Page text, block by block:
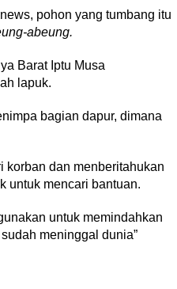
pohon yang tumbang itu
abeung.
Barat Iptu Musa
lapuk.
bagian dapur, dimana
korban dan menberitahukan
untuk mencari bantuan.
untuk memindahkan
meninggal dunia”